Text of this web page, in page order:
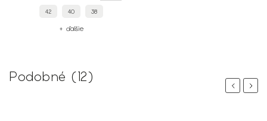
42 40 38
+ ďalšie
Podobné (12)
PreviousNext